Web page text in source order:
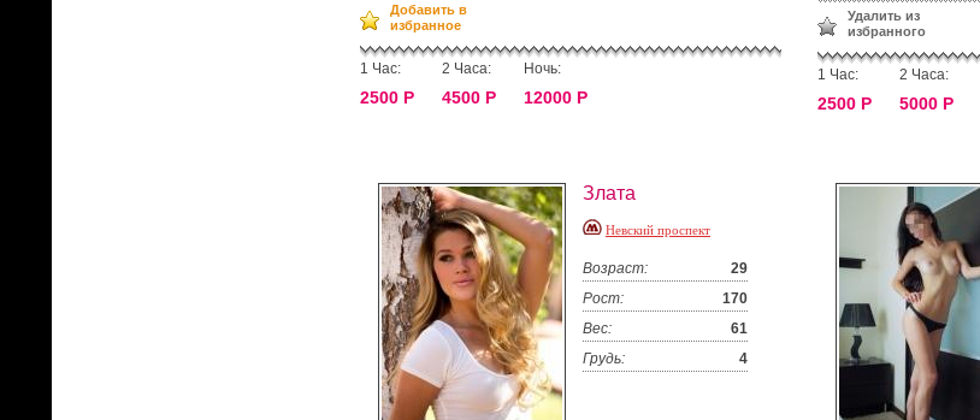
Добавить в
избранное
1 Час:
2500 Р
2 Часа:
4500 Р
Ночь:
12000 Р
Удалить из
избранного
1 Час:
2500 Р
2 Часа:
5000 Р
Злата
Невский проспект
Возраст:
29
Рост:
170
Вес:
61
Грудь:
4